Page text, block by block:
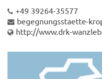
+49 39264-35577
begegnungsstaette-
http://www.drk-